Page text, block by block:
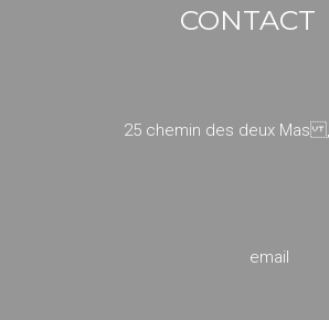
CONTACT
25 chemin des deux Mas
email